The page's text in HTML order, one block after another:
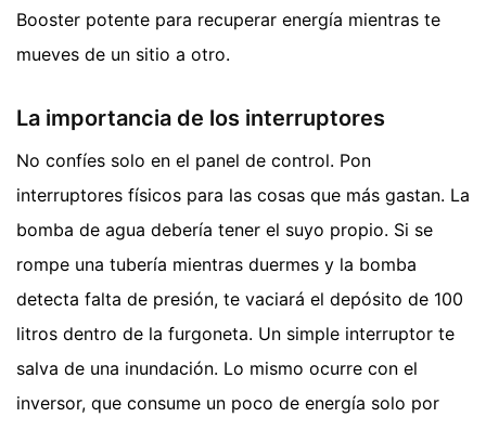
Booster potente para recuperar energía mientras te
mueves de un sitio a otro.
La importancia de los interruptores
No confíes solo en el panel de control. Pon
interruptores físicos para las cosas que más gastan. La
bomba de agua debería tener el suyo propio. Si se
rompe una tubería mientras duermes y la bomba
detecta falta de presión, te vaciará el depósito de 100
litros dentro de la furgoneta. Un simple interruptor te
salva de una inundación. Lo mismo ocurre con el
inversor, que consume un poco de energía solo por